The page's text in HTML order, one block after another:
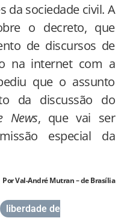
da sociedade civil. A
o decreto, que
de discursos de
na internet com a
que o assunto
da discussão do
News, que vai ser
especial da
Por Val-André Mutran – de Brasília
liberdade de